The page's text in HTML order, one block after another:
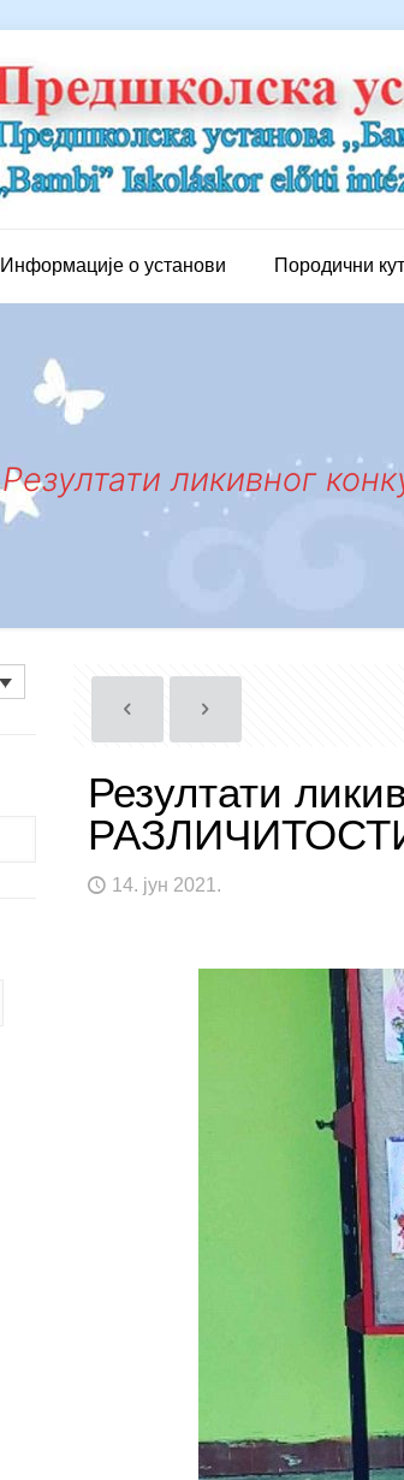
Информације о установи Породични
Резултати ликивног
Резултати
14. јун 2021.